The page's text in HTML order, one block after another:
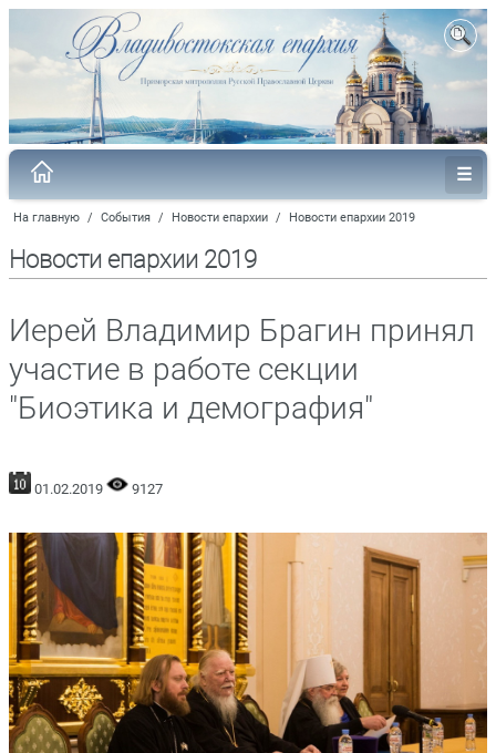
На главную / События / Новости епархии / Новости епархии 2019
Новости епархии 2019
Иерей Владимир Брагин принял
участие в работе секции
"Биоэтика и демография"
01.02.2019 9127